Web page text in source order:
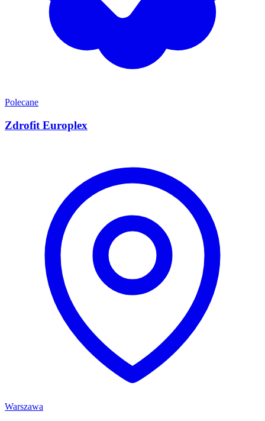
Polecane
Zdrofit Europlex
Warszawa